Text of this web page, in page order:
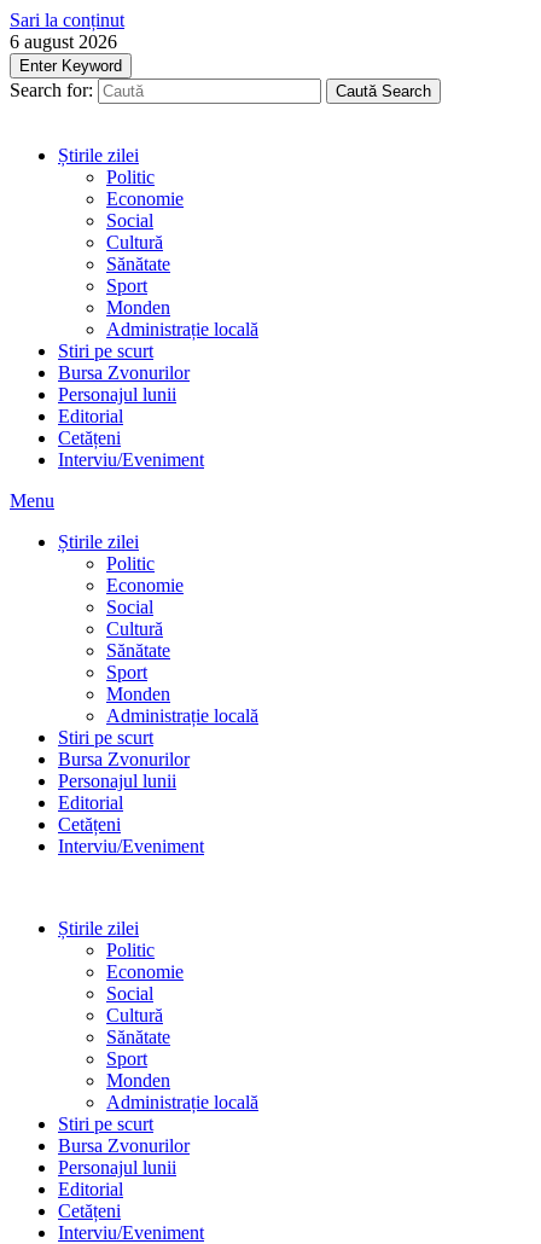
Sari la conținut
6 august 2026
Enter Keyword
Search for: Caută Search
Știrile zilei
Politic
Economie
Social
Cultură
Sănătate
Sport
Monden
Administrație locală
Stiri pe scurt
Bursa Zvonurilor
Personajul lunii
Editorial
Cetățeni
Interviu/Eveniment
Menu
Știrile zilei
Politic
Economie
Social
Cultură
Sănătate
Sport
Monden
Administrație locală
Stiri pe scurt
Bursa Zvonurilor
Personajul lunii
Editorial
Cetățeni
Interviu/Eveniment
Știrile zilei
Politic
Economie
Social
Cultură
Sănătate
Sport
Monden
Administrație locală
Stiri pe scurt
Bursa Zvonurilor
Personajul lunii
Editorial
Cetățeni
Interviu/Eveniment